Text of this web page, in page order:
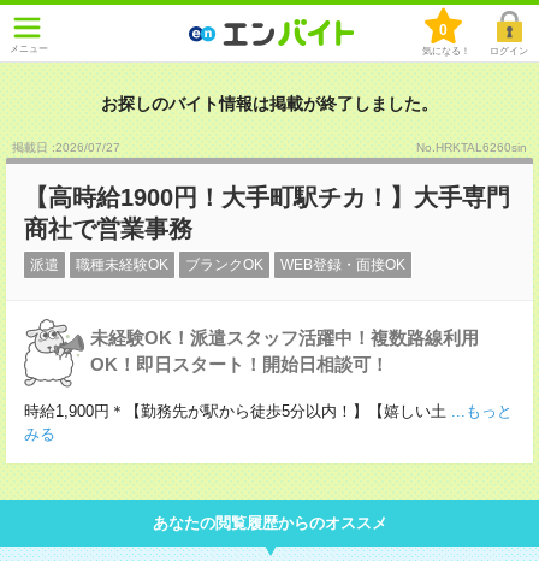
メニュー
0
気になる！ ログイン
お探しのバイト情報は掲載が終了しました。
掲載日 :2026/07/27 No.HRKTAL6260sin
【高時給1900円！大手町駅チカ！】大手専門
商社で営業事務
派遣 職種未経験OK ブランクOK WEB登録・面接OK
未経験OK！派遣スタッフ活躍中！複数路線利用
OK！即日スタート！開始日相談可！
時給1,900円＊【勤務先が駅から徒歩5分以内！】【嬉しい土 ...もっと
みる
あなたの閲覧履歴からのオススメ